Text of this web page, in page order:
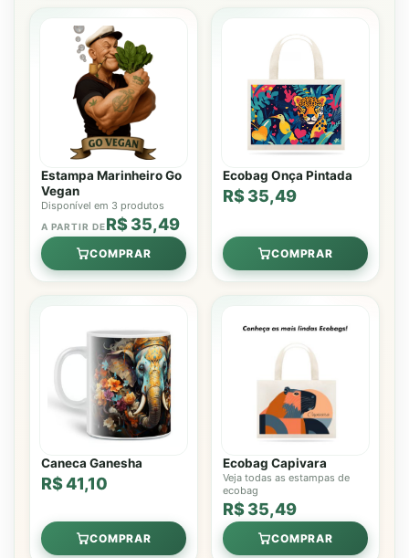
Estampa Marinheiro Go
Vegan
Disponível em 3 produtos
A PARTIR DER$ 35,49
COMPRAR
Ecobag Onça Pintada
R$ 35,49
COMPRAR
Caneca Ganesha
R$ 41,10
COMPRAR
Ecobag Capivara
Veja todas as estampas de
ecobag
R$ 35,49
COMPRAR